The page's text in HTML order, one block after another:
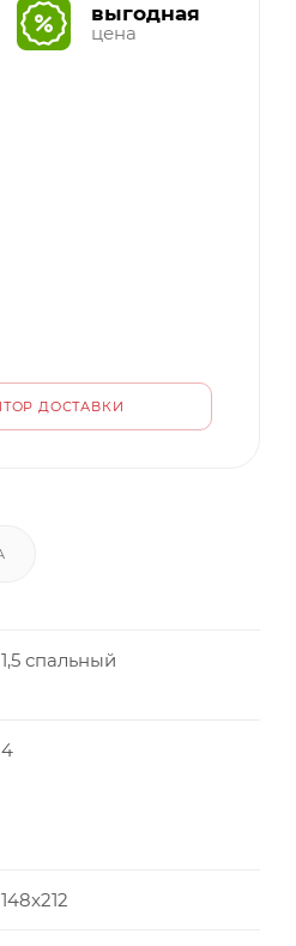
выгодная
цена
ДОСТАВКИ
1,5 спальный
4
148x212